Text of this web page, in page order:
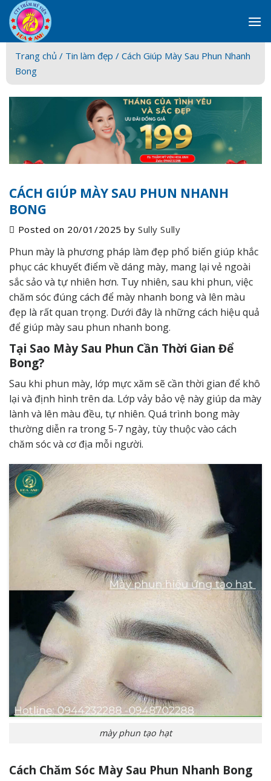
Skip
to
content
Trang chủ / Tin làm đẹp / Cách Giúp Mày Sau Phun Nhanh
Bong
CÁCH GIÚP MÀY SAU PHUN NHANH
BONG
Posted on 20/01/2025 bySully Sully
Phun mày là phương pháp làm đẹp phổ biến giúp khắc
phục các khuyết điểm về dáng mày, mang lại vẻ ngoài
sắc sảo và tự nhiên hơn. Tuy nhiên, sau khi phun, việc
chăm sóc đúng cách để mày nhanh bong và lên màu
đẹp là rất quan trọng. Dưới đây là những cách hiệu quả
để giúp mày sau phun nhanh bong.
Tại Sao Mày Sau Phun Cần Thời Gian Để
Bong?
Sau khi phun mày, lớp mực xăm sẽ cần thời gian để khô
lại và định hình trên da. Lớp vảy bảo vệ này giúp da mày
lành và lên màu đều, tự nhiên. Quá trình bong mày
thường diễn ra trong 5-7 ngày, tùy thuộc vào cách
chăm sóc và cơ địa mỗi người.
mày phun tạo hạt
Cách Chăm Sóc Mày Sau Phun Nhanh Bong